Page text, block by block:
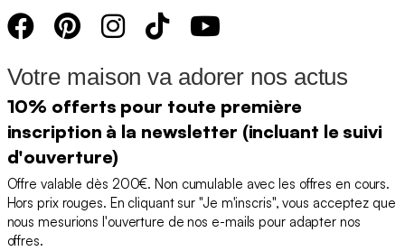
Votre maison va adorer nos actus
10% offerts pour toute première
inscription à la newsletter (incluant le suivi
d'ouverture)
Offre valable dès 200€. Non cumulable avec les offres en cours.
Hors prix rouges. En cliquant sur "Je m'inscris", vous acceptez que
nous mesurions l'ouverture de nos e-mails pour adapter nos
offres.